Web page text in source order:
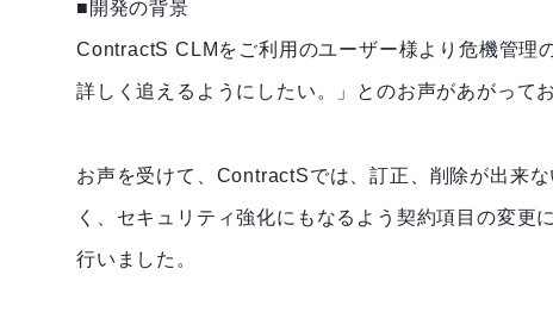
■開発の背景
ContractS CLMをご利用のユーザー様より危機管理
詳しく追えるようにしたい。」とのお声があがって
お声を受けて、ContractSでは、訂正、削除が出来
く、セキュリティ強化にもなるよう契約項目の変更
行いました。